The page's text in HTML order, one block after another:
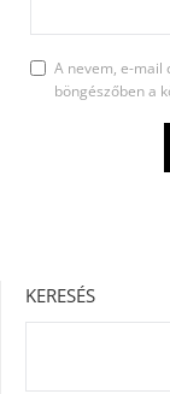
A nevem, e-mail
böngészőben a
KERESÉS